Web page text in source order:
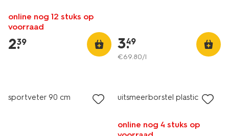
online nog 12 stuks op
voorraad
2.
39 3.
49
€69.80/l
sportveter 90 cm uitsmeerborstel plastic
online nog 4 stuks op